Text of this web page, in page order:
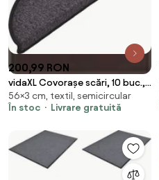
200,99 RON
vidaXL Covorașe scări, 10 buc.,
56x17x3 cm, antracit,
semirotunde
56×3 cm, textil, semicircular
În stoc
Livrare gratuită